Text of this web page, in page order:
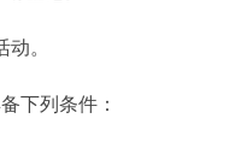
。
下列条件：